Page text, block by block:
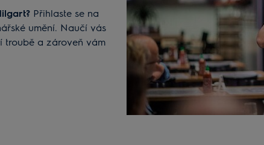
Přihlaste se na
umění. Naučí vás
troubě a zároveň vám